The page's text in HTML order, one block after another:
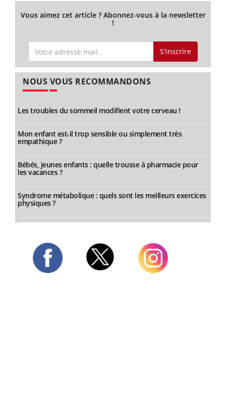
Vous aimez cet article ? Abonnez-vous à la newsletter
!
S'inscrire
NOUS VOUS RECOMMANDONS
Les troubles du sommeil modifient votre cerveau !
Mon enfant est-il trop sensible ou simplement très
empathique ?
Bébés, jeunes enfants : quelle trousse à pharmacie pour
les vacances ?
Syndrome métabolique : quels sont les meilleurs exercices
physiques ?